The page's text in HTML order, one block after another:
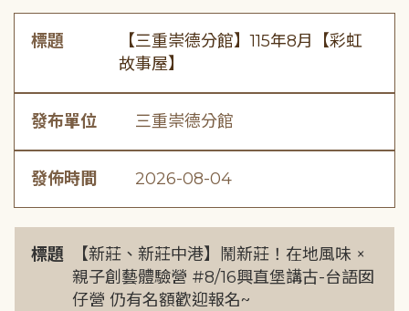
標題
【三重崇德分館】115年8月【彩虹
故事屋】
發布單位 三重崇德分館
發佈時間 2026-08-04
標題
【新莊、新莊中港】鬧新莊！在地風味 ×
親子創藝體驗營 #8/16興直堡講古-台語囡
仔營 仍有名額歡迎報名~